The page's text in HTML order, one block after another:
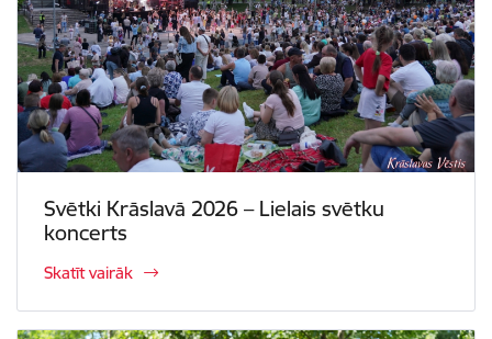
Svētki Krāslavā 2026 – Lielais svētku
koncerts
Skatīt vairāk